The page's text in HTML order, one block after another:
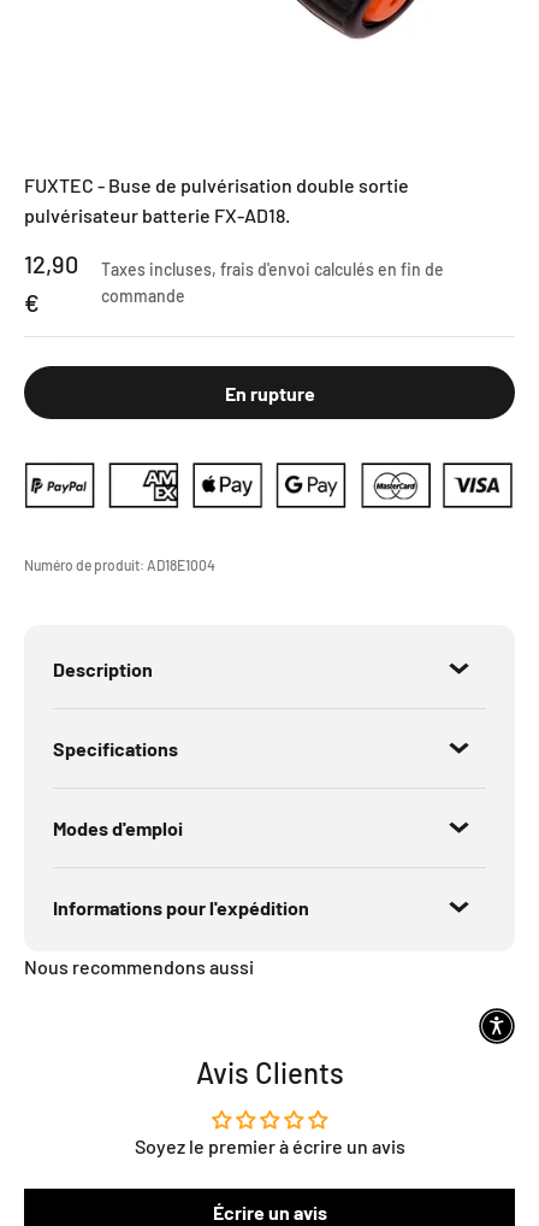
FUXTEC - Buse de pulvérisation double sortie
pulvérisateur batterie FX-AD18.
Prix de vente
12,90
€
Taxes incluses, frais d'envoi calculésen fin de
commande
En rupture
Numéro de produit: AD18E1004
Description
Specifications
Modes d'emploi
Informations pour l'expédition
Nous recommendons aussi
Avis Clients
Soyez le premier à écrire un avis
Écrire un avis